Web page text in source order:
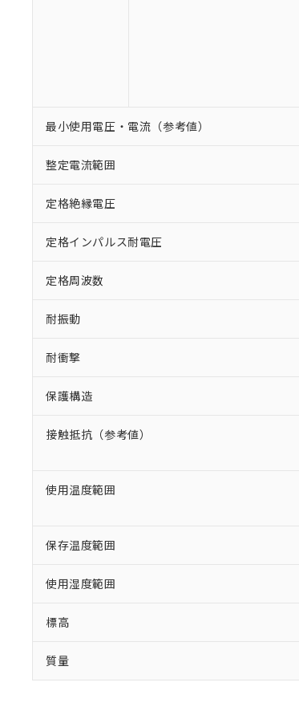
最小使用電圧・電流（参考値）
整定電流範囲
定格絶縁電圧
定格インパルス耐電圧
定格周波数
耐振動
耐衝撃
保護構造
接触抵抗（参考値）
使用温度範囲
保存温度範囲
使用湿度範囲
標高
質量